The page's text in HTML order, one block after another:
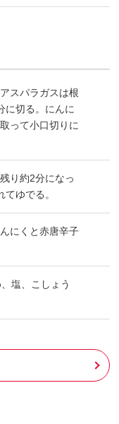
スパラガスは根
に切る。にんに
って小口切りに
り約2分になっ
ゆでる。
にくと赤唐辛子
塩、こしょう